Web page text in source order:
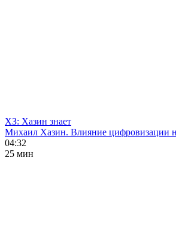
ХЗ: Хазин знает
Михаил Хазин. Влияние цифровизации
04:32
25 мин